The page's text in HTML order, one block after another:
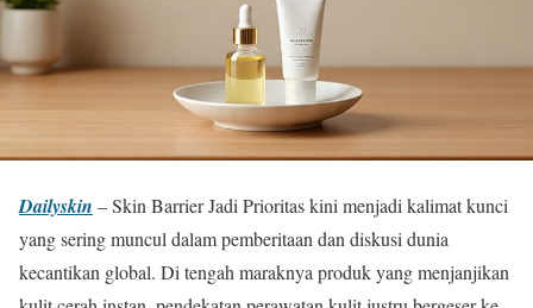
Dailyskin – Skin Barrier Jadi Prioritas kini menjadi kalimat kunci
yang sering muncul dalam pemberitaan dan diskusi dunia
kecantikan global. Di tengah maraknya produk yang menjanjikan